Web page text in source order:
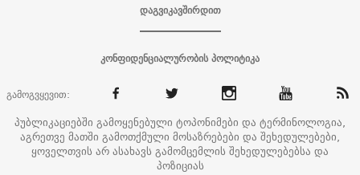
დაგვიკავშირდით
კონფიდენციალურობის პოლიტიკა
გამოგვყევით:
პუბლიკაციებში გამოყენებული ტოპონიმები და ტერმინოლოგია,
აგრეთვე მათში გამოთქმული მოსაზრებები და შეხედულებები,
ყოველთვის არ ასახავს გამომცემლის შეხედულებებსა და
პოზიციას